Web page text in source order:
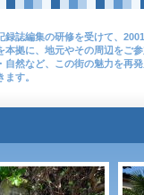
録誌編集の研修を受けて、
本拠に、地元やその周辺をご
自然など、この街の魅力を再
す。